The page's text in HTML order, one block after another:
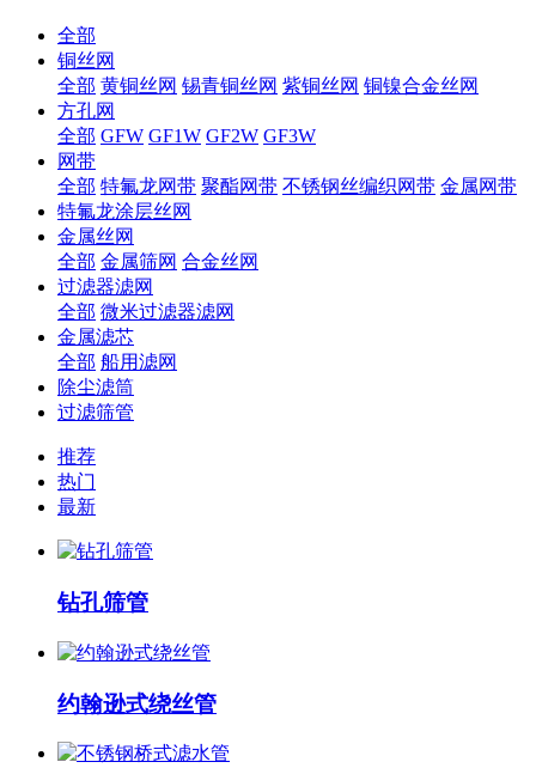
全部
铜丝网
全部 黄铜丝网 锡青铜丝网 紫铜丝网 铜镍合金丝网
方孔网
全部 GFW GF1W GF2W GF3W
网带
全部 特氟龙网带 聚酯网带 不锈钢丝编织网带 金属网带
特氟龙涂层丝网
金属丝网
全部 金属筛网 合金丝网
过滤器滤网
全部 微米过滤器滤网
金属滤芯
全部 船用滤网
除尘滤筒
过滤筛管
推荐
热门
最新
钻孔筛管
约翰逊式绕丝管